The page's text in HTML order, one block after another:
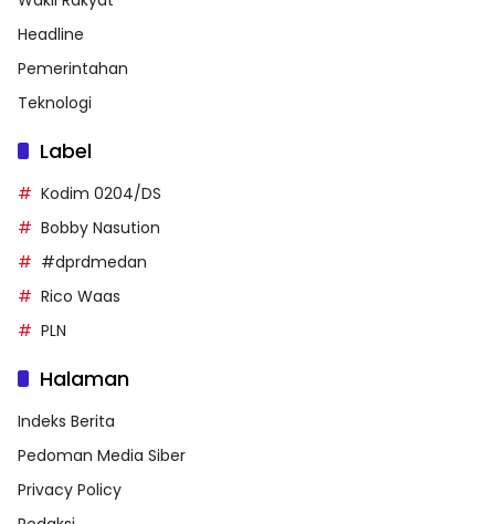
Headline
Pemerintahan
Teknologi
Label
Kodim 0204/DS
Bobby Nasution
#dprdmedan
Rico Waas
PLN
Halaman
Indeks Berita
Pedoman Media Siber
Privacy Policy